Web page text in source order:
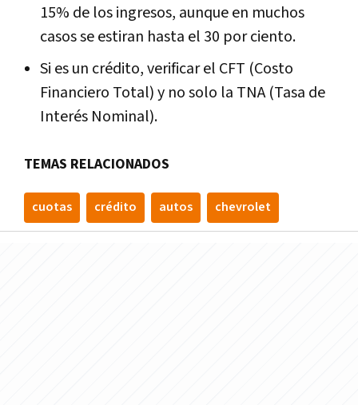
15% de los ingresos, aunque en muchos
casos se estiran hasta el 30 por ciento.
Si es un crédito, verificar el CFT (Costo
Financiero Total) y no solo la TNA (Tasa de
Interés Nominal).
TEMAS RELACIONADOS
cuotas crédito autos chevrolet